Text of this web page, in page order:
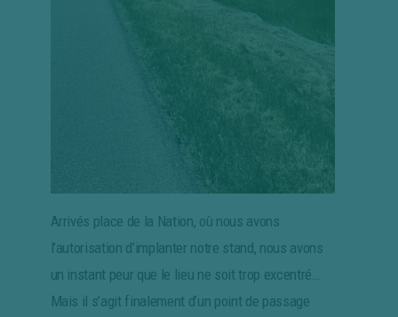
Arrivés place de la Nation, où nous avons
l’autorisation d’implanter notre stand, nous avons
un instant peur que le lieu ne soit trop excentré…
Mais il s’agit finalement d’un point de passage